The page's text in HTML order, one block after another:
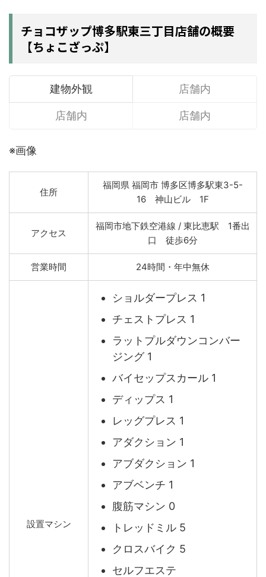
チョコザップ博多駅東三丁目店舗の概要
【ちょこざっぷ】
建物外観 店舗内
店舗内 店舗内
※画像
住所
福岡県 福岡市 博多区博多駅東3-5-
16 神山ビル 1F
アクセス
福岡市地下鉄空港線 / 東比恵駅 1番出
口 徒歩6分
営業時間 24時間・年中無休
設置マシン
ショルダープレス 1
チェストプレス 1
ラットプルダウンコンバー
ジング 1
バイセップスカール 1
ディップス 1
レッグプレス 1
アダクション 1
アブダクション 1
アブベンチ 1
腹筋マシン 0
トレッドミル 5
クロスバイク 5
セルフエステ